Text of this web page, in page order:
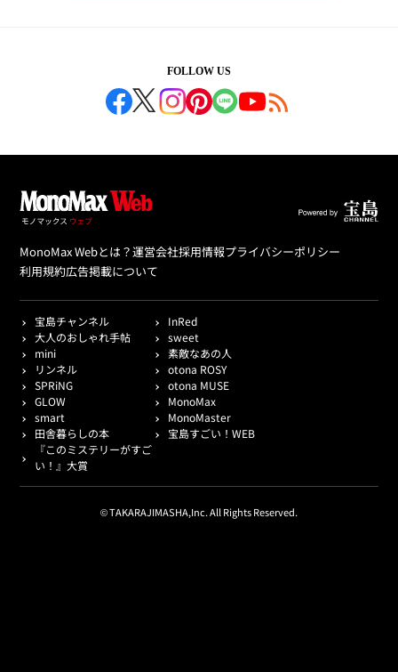
FOLLOW US
MonoMax Webとは？運営会社採用情報プライバシーポリシー
利用規約広告掲載について
宝島チャンネル
InRed
大人のおしゃれ手帖
sweet
mini
素敵なあの人
リンネル
otona ROSY
SPRiNG
otona MUSE
GLOW
MonoMax
smart
MonoMaster
田舎暮らしの本
宝島すごい！WEB
『このミステリーがすご
い！』大賞
© TAKARAJIMASHA,Inc. All Rights Reserved.